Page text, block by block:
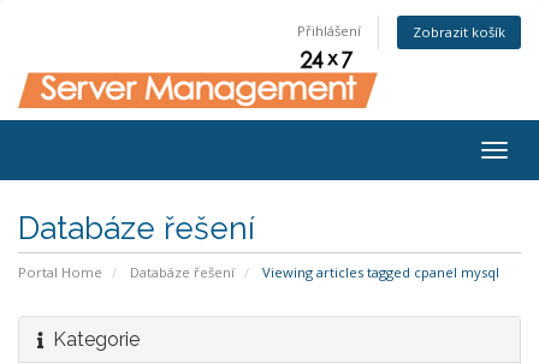
Přihlášení Zobrazit košík
Databáze řešení
Portal Home Databáze řešení Viewing articles tagged cpanel mysql
Kategorie